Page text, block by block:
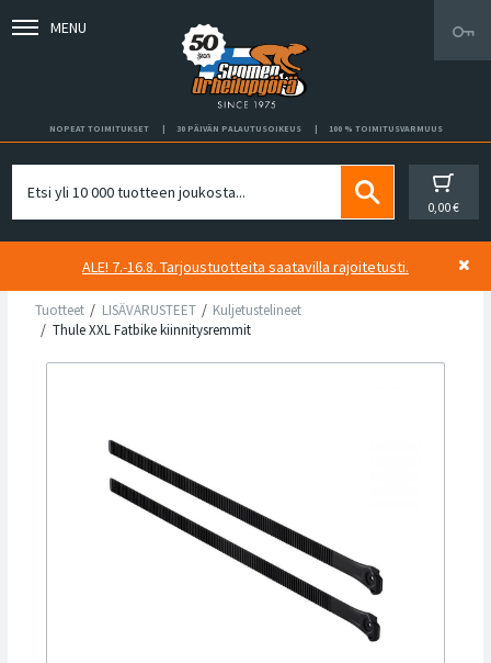
MENU
NOPEAT TOIMITUKSET 30 PÄIVÄN PALAUTUSOIKEUS 100 % TOIMITUSVARMUUS
0,00 €
ALE! 7.-16.8. Tarjoustuotteita saatavilla rajoitetusti.
Tuotteet LISÄVARUSTEET
Kuljetustelineet
Thule XXL Fatbike kiinnitysremmit